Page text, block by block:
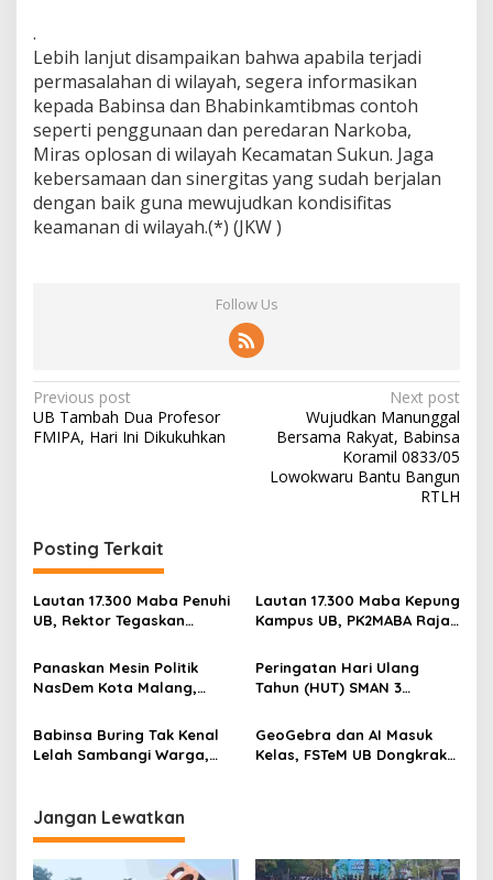
.
Lebih lanjut disampaikan bahwa apabila terjadi
permasalahan di wilayah, segera informasikan
kepada Babinsa dan Bhabinkamtibmas contoh
seperti penggunaan dan peredaran Narkoba,
Miras oplosan di wilayah Kecamatan Sukun. Jaga
kebersamaan dan sinergitas yang sudah berjalan
dengan baik guna mewujudkan kondisifitas
keamanan di wilayah.(*) (JKW )
Follow Us
P
o
a
v
i
a
i
o
n
Previous post
UB Tambah Dua Profesor
FMIPA, Hari Ini Dikukuhkan
Next post
Wujudkan Manunggal
Bersama Rakyat, Babinsa
Koramil 0833/05
Lowokwaru Bantu Bangun
RTLH
Posting Terkait
Lautan 17.300 Maba Penuhi
UB, Rektor Tegaskan
Bullying
Lautan 17.300 Maba Kepung
Kampus UB, PK2MABA Raja
Panaskan Mesin Politik
NasDem Kota Malang,
Kemenangan
Peringatan Hari Ulang
Tahun (HUT) SMAN 3
untuk memperkuat
komitmen sekolah dalam
mempertahankan tradisi
Babinsa Buring Tak Kenal
Lelah Sambangi Warga,
GeoGebra dan AI Masuk
Kelas, FSTeM UB Dongkrak
Jangan Lewatkan